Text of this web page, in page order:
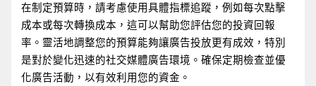
在制定預算時，請考慮使用具體指標追蹤，例如每次點擊
成本或每次轉換成本，這可以幫助您評估您的投資回報
率。靈活地調整您的預算能夠讓廣告投放更有成效，特別
是對於變化迅速的社交媒體廣告環境。確保定期檢查並優
化廣告活動，以有效利用您的資金。